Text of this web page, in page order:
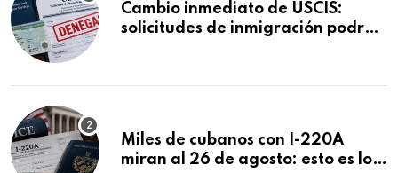
Cambio inmediato de USCIS:
solicitudes de inmigración podrán
Miles de cubanos con I-220A
miran al 26 de agosto: esto es lo